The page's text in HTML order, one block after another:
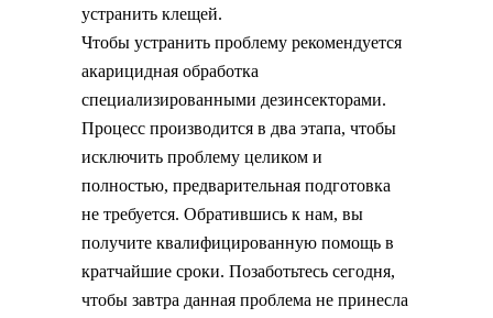
устранить клещей.
Чтобы устранить проблему рекомендуется
акарицидная обработка
специализированными дезинсекторами.
Процесс производится в два этапа, чтобы
исключить проблему целиком и
полностью, предварительная подготовка
не требуется. Обратившись к нам, вы
получите квалифицированную помощь в
кратчайшие сроки. Позаботьтесь сегодня,
чтобы завтра данная проблема не принесла